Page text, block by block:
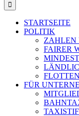
STARTSEITE
POLITIK
ZAHLEN
FAIRER
FÜR